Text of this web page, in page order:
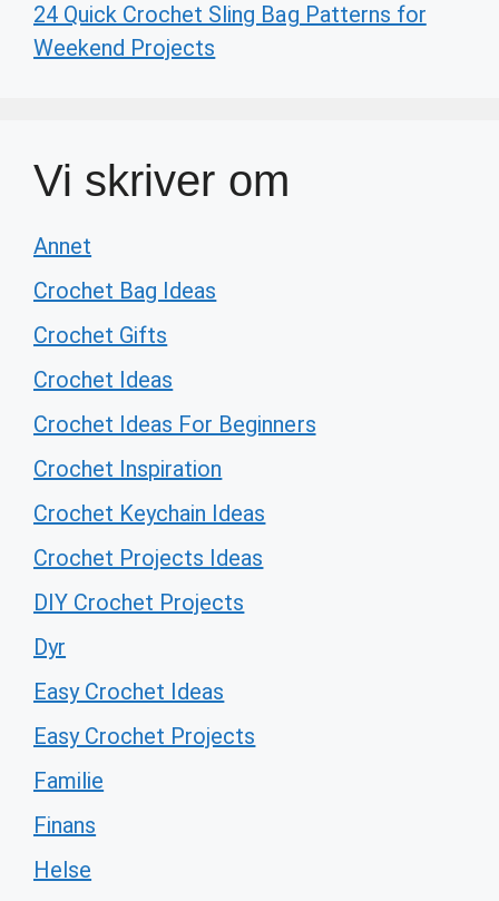
24 Quick Crochet Sling Bag Patterns for
Weekend Projects
Vi skriver om
Annet
Crochet Bag Ideas
Crochet Gifts
Crochet Ideas
Crochet Ideas For Beginners
Crochet Inspiration
Crochet Keychain Ideas
Crochet Projects Ideas
DIY Crochet Projects
Dyr
Easy Crochet Ideas
Easy Crochet Projects
Familie
Finans
Helse